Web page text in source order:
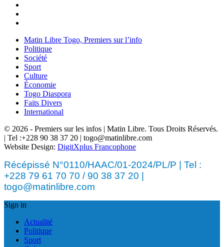
Matin Libre Togo, Premiers sur l’info
Politique
Société
Sport
Culture
Économie
Togo Diaspora
Faits Divers
International
© 2026 - Premiers sur les infos | Matin Libre. Tous Droits Réservés.
| Tel :+228 90 38 37 20 | togo@matinlibre.com
Website Design: DigitXplus Francophone
Récépissé N°0110/HAAC/01-2024/PL/P | Tel :
+228 79 61 70 70 / 90 38 37 20 |
togo@matinlibre.com
Sign in
Actualité
Politique
Sport